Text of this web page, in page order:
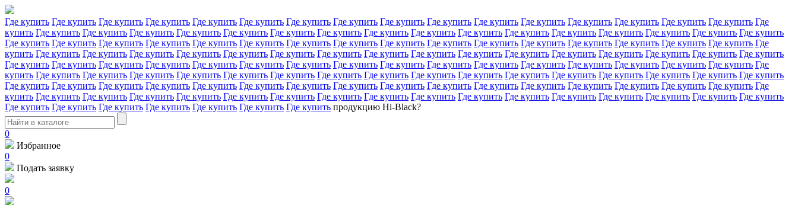
Где купить Где купить Где купить Где купить Где купить Где купить Где купить Где купить Где купить Где купить Где купить Где купить Где купить Где купить Где купить Где купить Где
купить Где купить Где купить Где купить Где купить Где купить Где купить Где купить Где купить Где купить Где купить Где купить Где купить Где купить Где купить Где купить Где купить
Где купить Где купить Где купить Где купить Где купить Где купить Где купить Где купить Где купить Где купить Где купить Где купить Где купить Где купить Где купить Где купить Где
купить Где купить Где купить Где купить Где купить Где купить Где купить Где купить Где купить Где купить Где купить Где купить Где купить Где купить Где купить Где купить Где купить
Где купить Где купить Где купить Где купить Где купить Где купить Где купить Где купить Где купить Где купить Где купить Где купить Где купить Где купить Где купить Где купить Где
купить Где купить Где купить Где купить Где купить Где купить Где купить Где купить Где купить Где купить Где купить Где купить Где купить Где купить Где купить Где купить Где купить
Где купить Где купить Где купить Где купить Где купить Где купить Где купить Где купить Где купить Где купить Где купить Где купить Где купить Где купить Где купить Где купить Где
купить Где купить Где купить Где купить Где купить Где купить Где купить Где купить Где купить Где купить Где купить Где купить Где купить Где купить Где купить Где купить Где купить
Где купить Где купить Где купить Где купить Где купить Где купить Где купить продукцию Hi-Black?
0
Избранное
0
Подать заявку
0